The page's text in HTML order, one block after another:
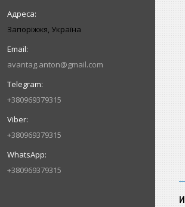
Запоріжжя, Україна
avantag.anton@gmail.com
+380969379315
+380969379315
+380969379315